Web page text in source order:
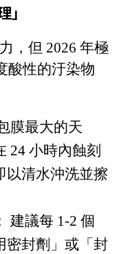
，但 2026 年極
酸性的汙染物
膜最大的天
24 小時內蝕刻
以清水沖洗並擦
建議每 1-2 個
密封劑」或「封